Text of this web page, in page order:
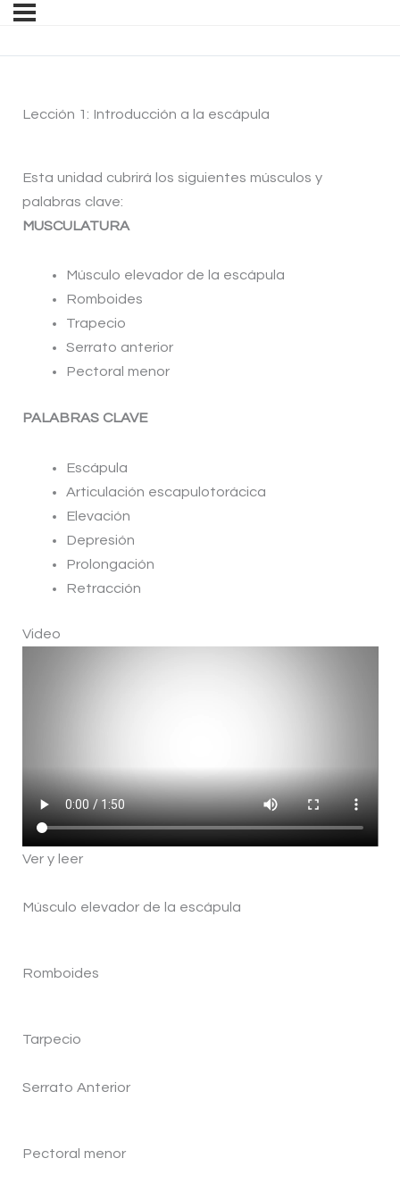
Lección 1: Introducción a la escápula
Esta unidad cubrirá los siguientes músculos y
palabras clave:
MUSCULATURA
Músculo elevador de la escápula
Romboides
Trapecio
Serrato anterior
Pectoral menor
PALABRAS CLAVE
Escápula
Articulación escapulotorácica
Elevación
Depresión
Prolongación
Retracción
Video
Ver y leer
Músculo elevador de la escápula
Romboides
Tarpecio
Serrato Anterior
Pectoral menor